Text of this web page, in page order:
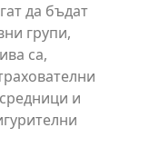
да бъдат
групи,
са,
и